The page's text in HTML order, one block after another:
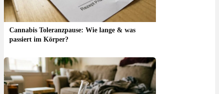
Cannabis Toleranzpause: Wie lange & was
passiert im Körper?